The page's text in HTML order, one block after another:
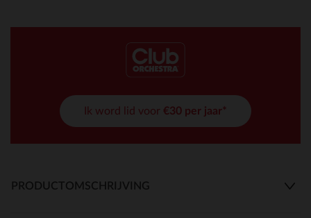
Ik word lid voor €30 per jaar*
PRODUCTOMSCHRIJVING